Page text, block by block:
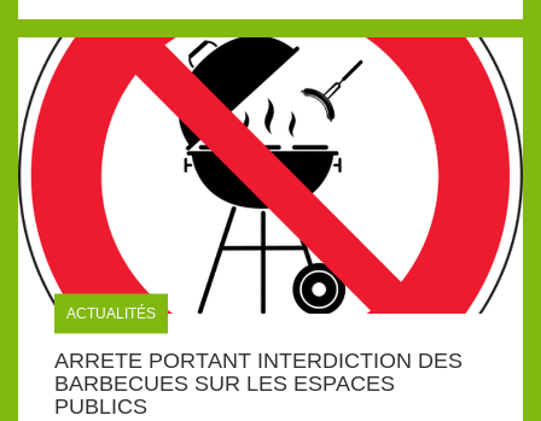
ACTUALITÉS
ARRETE PORTANT INTERDICTION DES
BARBECUES SUR LES ESPACES
PUBLICS